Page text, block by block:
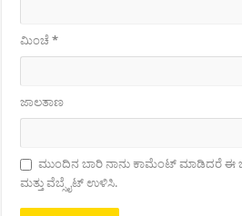
ಮಿಂಚೆ*
ಜಾಲತಾಣ
ಮುಂದಿನ ಬಾರಿ ನಾನು ಕಾಮೆಂಟ್ ಮಾಡಿದರೆ ಈ
ಮತ್ತು ವೆಬ್ಸೈಟ್ ಉಳಿಸಿ.